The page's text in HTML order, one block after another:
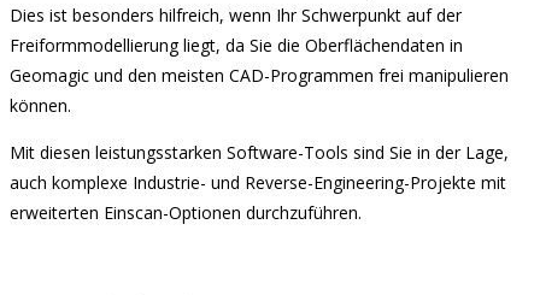
Dies ist besonders hilfreich, wenn Ihr Schwerpunkt auf der
Freiformmodellierung liegt, da Sie die Oberflächendaten in
Geomagic und den meisten CAD-Programmen frei manipulieren
können.
Mit diesen leistungsstarken Software-Tools sind Sie in der Lage,
auch komplexe Industrie- und Reverse-Engineering-Projekte mit
erweiterten Einscan-Optionen durchzuführen.